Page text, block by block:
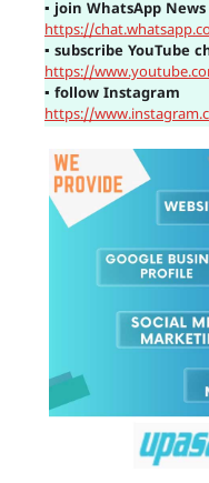
▪ join WhatsApp News
https://
▪ subscribe YouTube
https://
▪ follow Instagram
https://